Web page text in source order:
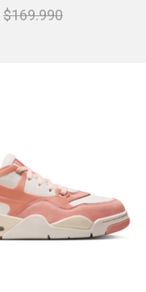
$169.990